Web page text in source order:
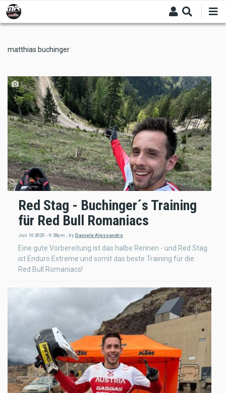
Skip
to
main
matthias buchinger
Red Stag - Buchinger´s Training
für Red Bull Romaniacs
Jun 16 2025 - 9:28pm , by Daniele Alessandro
Eine gute Vorbereitung ist das halbe Rennen - und Red Stag
ist Enduro Extreme und somit das beste Training für die
Red Bull Romaniacs!